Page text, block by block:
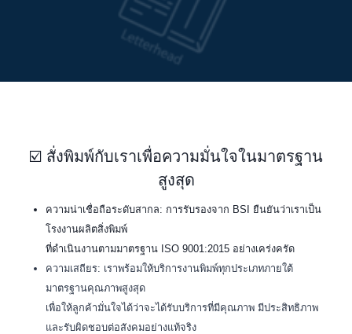
☑️ สั่งพิมพ์กับเราเพื่อความมั่นใจในมาตรฐาน
สูงสุด
ความน่าเชื่อถือระดับสากล: การรับรองจาก BSI ยืนยันว่าเราเป็น
โรงงานผลิตสิ่งพิมพ์
ที่ดำเนินงานตามมาตรฐาน ISO 9001:2015 อย่างเคร่งครัด
ความเสถียร: เราพร้อมให้บริการงานพิมพ์ทุกประเภทภายใต้
มาตรฐานคุณภาพสูงสุด
เพื่อให้ลูกค้ามั่นใจได้ว่าจะได้รับบริการที่มีคุณภาพ มีประสิทธิภาพ
และรับผิดชอบต่อสังคมอย่างแท้จริง